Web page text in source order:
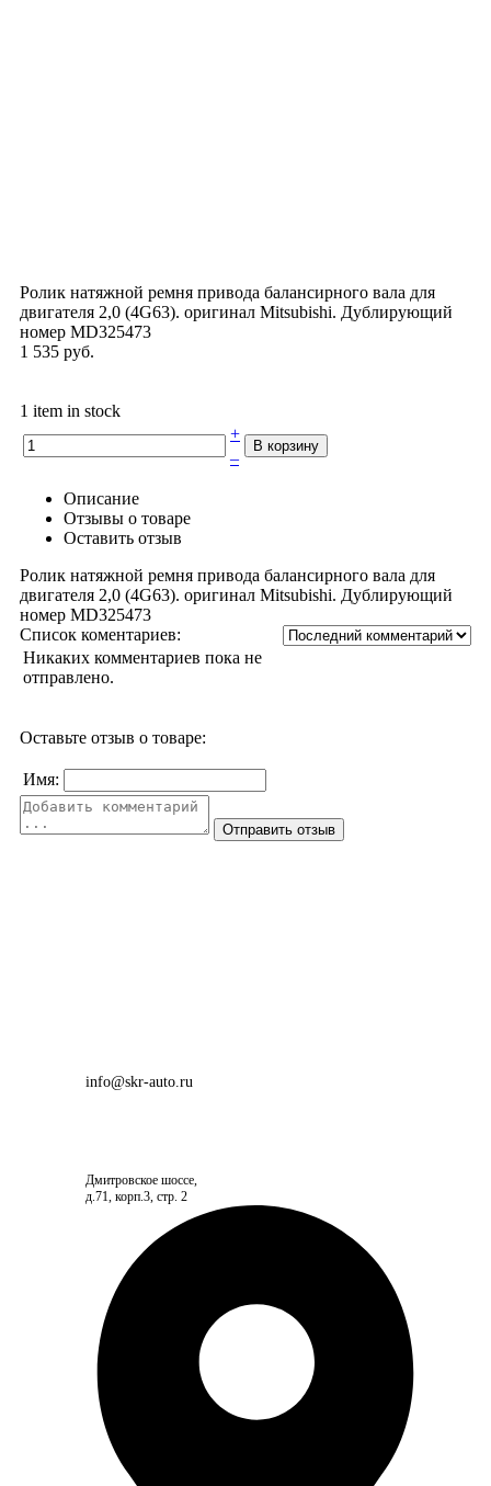
Ролик натяжной ремня привода балансирного вала для
двигателя 2,0 (4G63). оригинал Mitsubishi. Дублирующий
номер MD325473
1 535 руб.
1 item in stock
+
–
Описание
Отзывы о товаре
Оставить отзыв
Ролик натяжной ремня привода балансирного вала для
двигателя 2,0 (4G63). оригинал Mitsubishi. Дублирующий
номер MD325473
Список коментариев:
Никаких комментариев пока не
отправлено.
Оставьте отзыв о товаре:
Имя:
info@skr-auto.ru
Дмитровское шоссе,
д.71, корп.3, стр. 2